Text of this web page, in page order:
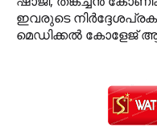
ഇവരുടെ
മെഡിക്കല്‍ കോളേജ്